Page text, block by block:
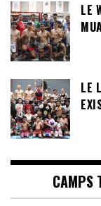
LE
LE
CAMPS